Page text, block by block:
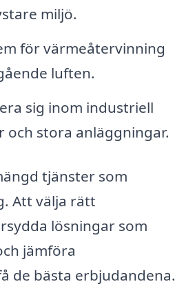
miljö.
för värmeåtervinning
luften.
sig inom industriell
stora anläggningar.
tjänster som
Att välja rätt
lösningar som
jämföra
de bästa erbjudandena.